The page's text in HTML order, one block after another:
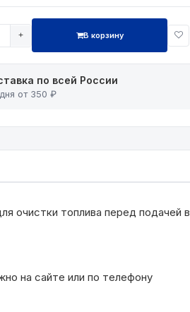
+ В корзину
по всей России
от 350 ₽
очистки топлива перед подачей в
на сайте или по телефону